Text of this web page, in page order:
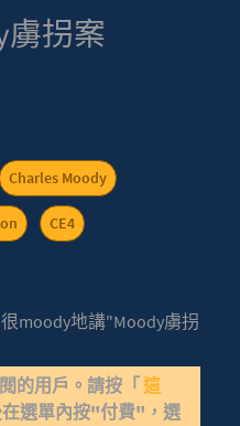
虜拐案
Charles Moody
CE4
moody地講"Moody虜拐
的用戶。請按「 這
在選單內按"付費"，選